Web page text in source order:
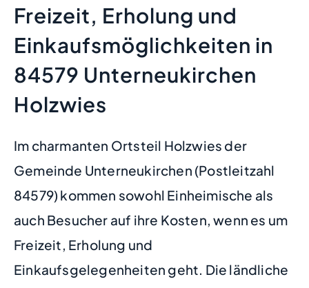
Freizeit, Erholung und
Einkaufsmöglichkeiten in
84579 Unterneukirchen
Holzwies
Im charmanten Ortsteil Holzwies der
Gemeinde Unterneukirchen (Postleitzahl
84579) kommen sowohl Einheimische als
auch Besucher auf ihre Kosten, wenn es um
Freizeit, Erholung und
Einkaufsgelegenheiten geht. Die ländliche